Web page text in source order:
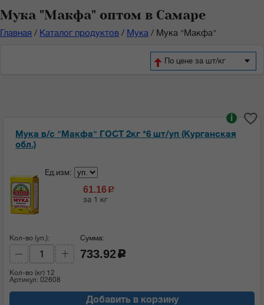
Мука "Макфа" оптом в Самаре
Главная / Каталог продуктов / Мука / Мука "Макфа"
По цене за шт/кг
Мука в/с "Макфа" ГОСТ 2кг *6 шт/уп (Курганская
обл.)
i
Ед.изм:
61.16 c
за 1 кг
Кол-во (уп.):
Кол-во (кг) 12
Артикул: 02608
Сумма:
733.92 c
Добавить в корзину